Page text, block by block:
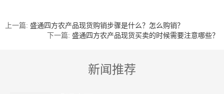
上一篇: 盛通四方农产品现货购销步骤是什么？怎么购销？
下一篇: 盛通四方农产品现货买卖的时候需要注意哪些？
新闻推荐